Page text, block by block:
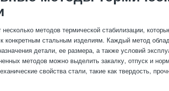
методов термической стабилизации,
конкретным стальным изделиям. Каждый метод
детали, ее размера, а также условий
методов можно выделить закалку, отпуск и
свойства стали, такие как твердость,